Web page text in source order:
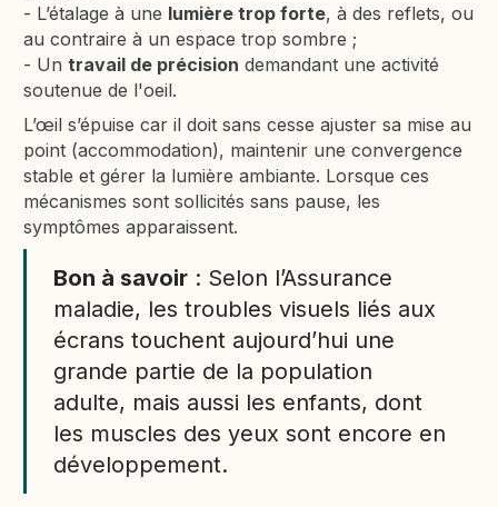
- L’étalage à une lumière trop forte, à des reflets, ou
au contraire à un espace trop sombre ;
- Untravail de précision demandant une activité
soutenue de l'oeil.
L’œil s’épuise car il doit sans cesse ajuster sa mise au
point (accommodation), maintenir une convergence
stable et gérer la lumière ambiante. Lorsque ces
mécanismes sont sollicités sans pause, les
symptômes apparaissent.
Bon à savoir : Selon l’Assurance
maladie, les troubles visuels liés aux
écrans touchent aujourd’hui une
grande partie de la population
adulte, mais aussi les enfants, dont
les muscles des yeux sont encore en
développement.